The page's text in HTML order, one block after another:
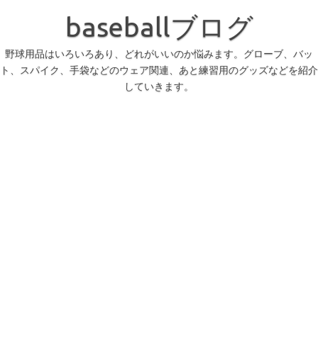
へ
キ
baseballブログ
野球用品はいろいろあり、どれがいいのか悩みます。グローブ、バッ
ト、スパイク、手袋などのウェア関連、あと練習用のグッズなどを紹介
していきます。